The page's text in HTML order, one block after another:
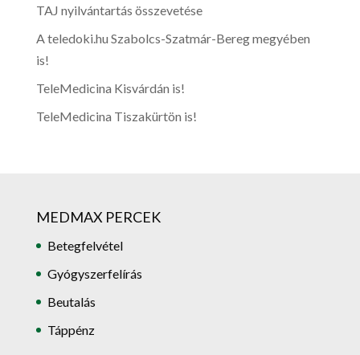
TAJ nyilvántartás összevetése
A teledoki.hu Szabolcs-Szatmár-Bereg megyében
is!
TeleMedicina Kisvárdán is!
TeleMedicina Tiszakürtön is!
MEDMAX PERCEK
Betegfelvétel
Gyógyszerfelírás
Beutalás
Táppénz